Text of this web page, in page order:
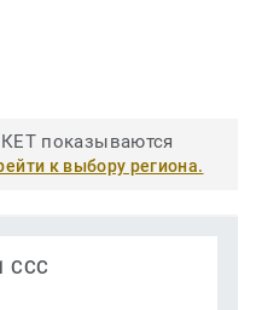
показываются
к выбору региона.
CCC